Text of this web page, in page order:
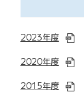
2023年度
2020年度
2015年度